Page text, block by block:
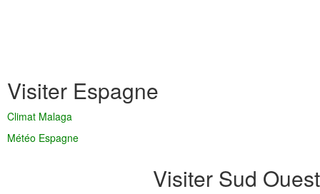
Visiter Espagne
Climat Malaga
Météo Espagne
Visiter Sud Ouest